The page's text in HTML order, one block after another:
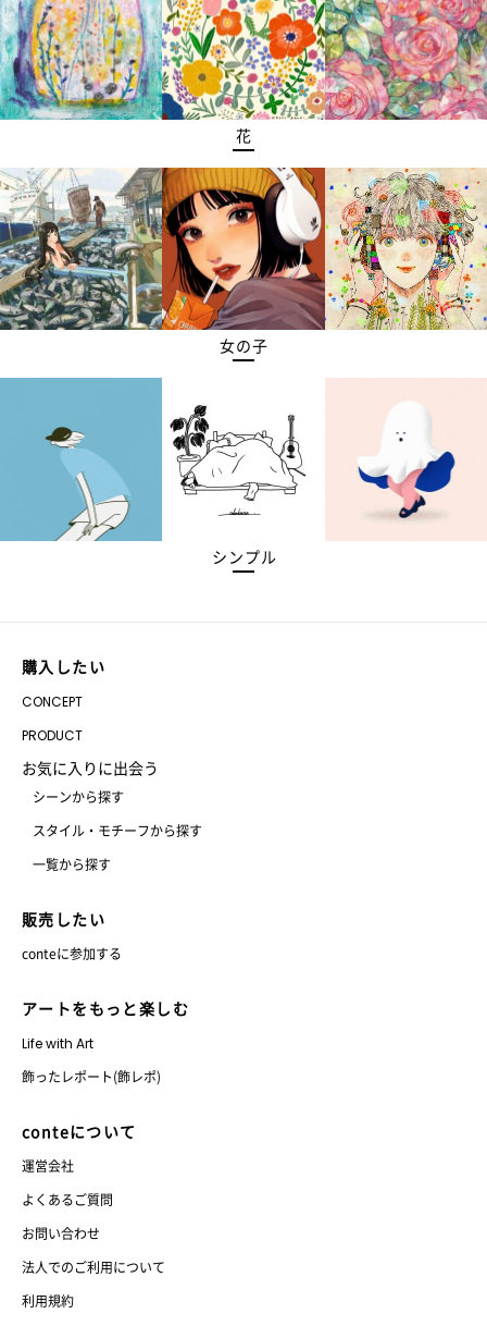
花
女の子
シンプル
購入したい
CONCEPT
PRODUCT
お気に入りに出会う
シーンから探す
スタイル・モチーフから探す
一覧から探す
販売したい
conteに参加する
アートをもっと楽しむ
Life with Art
飾ったレポート(飾レポ)
conteについて
運営会社
よくあるご質問
お問い合わせ
法人でのご利用について
利用規約